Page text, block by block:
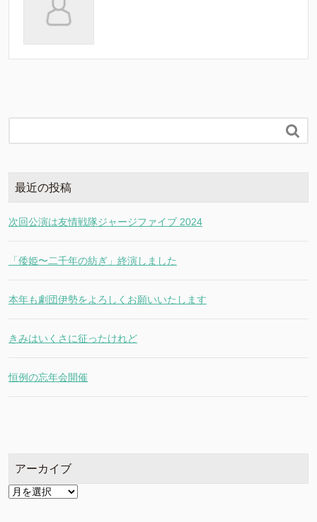

最近の投稿
次回公演は友情戦隊ジャージファイブ 2024
「倭姫〜二千年の紡ぎ」終演しました
本年も劇団伊勢をよろしくお願いいたします
きみはいくさに征ったけれど
恒例の忘年会開催
アーカイブ
ア